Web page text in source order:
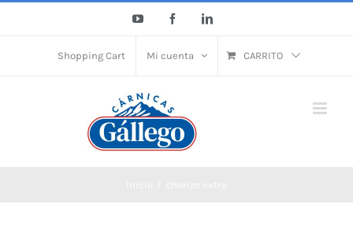
YouTube FacebookLinkedIn
Shopping Cart Mi cuenta CARRITO